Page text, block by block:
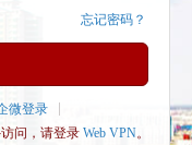
忘记密码？
微登录
问，请登录 Web VPN。